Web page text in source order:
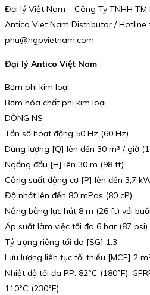
Đại lý Việt Nam – Công Ty TNHH TM
Antico Viet Nam Distributor / Hotline
phu@hgpvietnam.com
Đại lý Antico Việt Nam
Bơm phi kim loại
Bơm hóa chất phi kim loại
DÒNG NS
Tần số hoạt động 50 Hz (60 Hz)
Dung lượng [Q] lên đến 30 m³ / giờ
Ngẩng đầu [H] lên 30 m (98 ft)
Công suất động cơ [P] lên đến 3,7
Độ nhớt lên đến 80 mPas (80 cP)
Nâng bằng lực hút 8 m (26 ft) với
Áp suất làm việc tối đa 6 bar (87 psi)
Tỷ trọng riêng tối đa [SG] 1.3
Lưu lượng liên tục tối thiểu [MCF] 2
Nhiệt độ tối đa PP: 82°C (180°F),
110°C (230°F)